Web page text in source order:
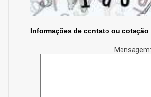
Informações de contato ou cotação
Mensagem: